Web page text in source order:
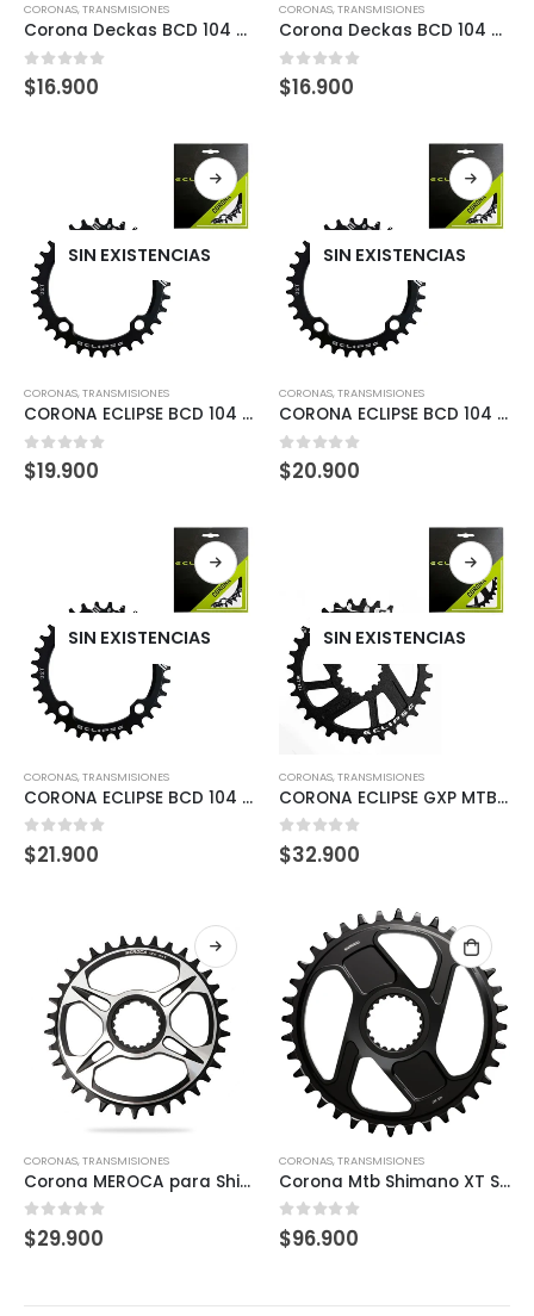
CORONAS,TRANSMISIONES
Corona Deckas BCD 104 MTB 34T (azul eléctrico ovalado)
0out of 5
$16.900
CORONAS,TRANSMISIONES
Corona Deckas BCD 104 MTB 34T (Negro ovalado)
0out of 5
$16.900
SIN EXISTENCIAS
CORONAS,TRANSMISIONES
CORONA ECLIPSE BCD 104 32T – BLACK (9/10/11/12SP)
0out of 5
$19.900
SIN EXISTENCIAS
CORONAS,TRANSMISIONES
CORONA ECLIPSE BCD 104 34T – BLACK (9/10/11/12SP)
0 out of 5
$20.900
SIN EXISTENCIAS
CORONAS,TRANSMISIONES
CORONA ECLIPSE BCD 104 36T – BLACK (9/10/11/12SP)
0 out of 5
$21.900
SIN EXISTENCIAS
CORONAS,TRANSMISIONES
CORONA ECLIPSE GXP MTB 34T – Aluminio 6061 Offset 3mm (Black 9/10/11/12SP)
0 out of 5
$32.900
CORONAS,TRANSMISIONES
Corona MEROCA para Shimano DirectMount (32-34-36T)
0 out of 5
$29.900
CORONAS,TRANSMISIONES
Corona Mtb Shimano XT SM-CRM86 para FC-M8200
0 out of 5
$96.900